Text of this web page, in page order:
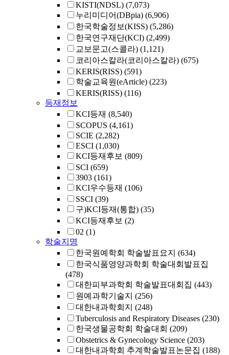
KISTI(NDSL) (7,073)
누리미디어(DBpia) (6,906)
한국학술정보(KISS) (5,286)
한국연구재단(KCI) (2,499)
교보문고(스콜라) (1,121)
코리아스칼라(코리아스칼라) (675)
KERIS(RISS) (591)
학술교육원(eArticle) (223)
KERIS(RISS) (116)
등재정보
KCI등재 (8,540)
SCOPUS (4,161)
SCIE (2,282)
ESCI (1,030)
KCI등재후보 (809)
SCI (659)
3903 (161)
KCI우수등재 (106)
SSCI (39)
구)KCI등재(통합) (35)
KCI등재후보 (2)
02 (1)
학술지명
한국원예학회 학술발표요지 (634)
한국식품영양과학회 학술대회발표집
(478)
대한피부과학회 학술발표대회집 (443)
원예과학기술지 (256)
대한내과학회지 (248)
Tuberculosis and Respiratory Diseases (230)
한국생물공학회 학술대회 (209)
Obstetrics & Gynecology Science (203)
대한내과학회 추계학술발표논문집 (188)